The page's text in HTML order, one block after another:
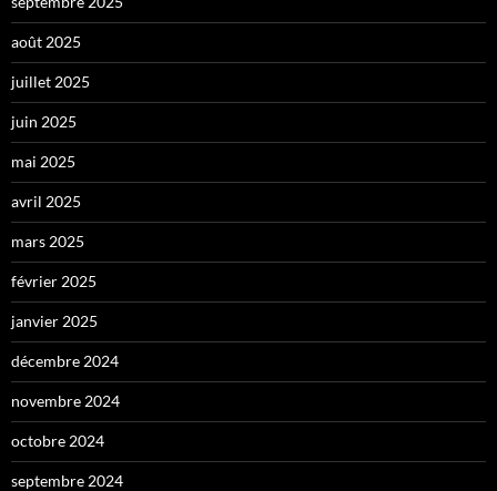
août 2025
juillet 2025
juin 2025
mai 2025
avril 2025
mars 2025
février 2025
janvier 2025
décembre 2024
novembre 2024
octobre 2024
septembre 2024